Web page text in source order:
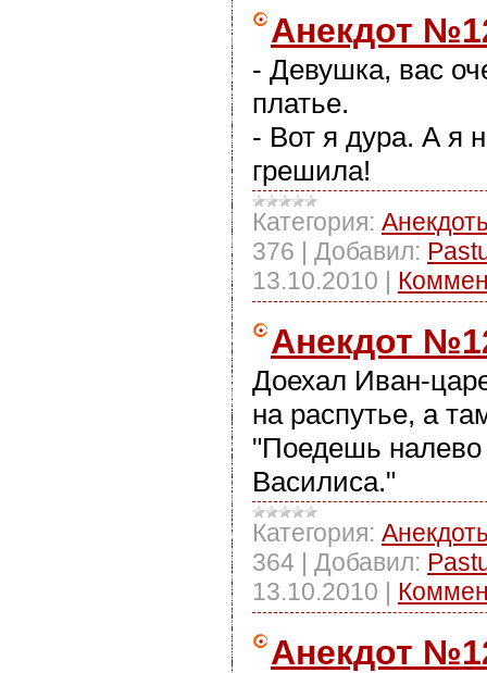
Анекдот
- Девушка, вас
платье.
- Вот я дура. А я
грешила!
Категория:
376 | Добавил:
13.10.2010 |
Анекдот
Доехал Иван-
на распутье, а
"Поедешь
Василиса."
Категория:
364 | Добавил:
13.10.2010 |
Анекдот